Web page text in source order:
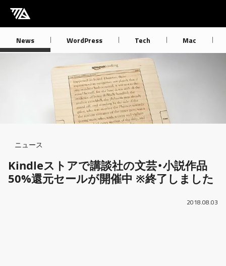
[M] mbdb [モバデビ]
News WordPress Tech Mac
Breadcrumb
ニュース
Kindleストアで講談社の文芸・小説作品
50%還元セールが開催中 ※終了しました
2018.08.03